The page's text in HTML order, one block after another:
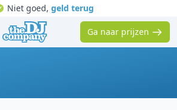
Niet goed, geld terug
Ga naar prijzen